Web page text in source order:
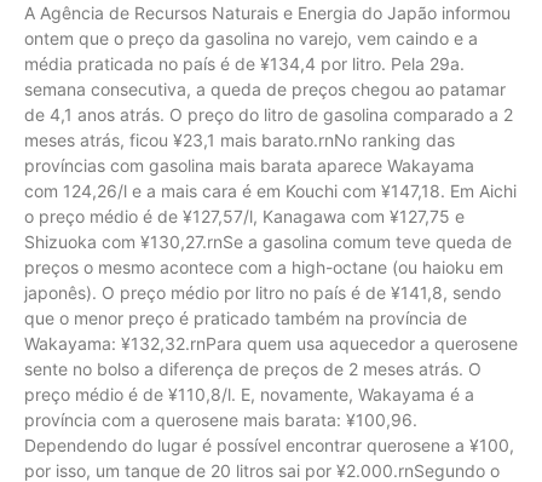
A Agência de Recursos Naturais e Energia do Japão informou
ontem que o preço da gasolina no varejo, vem caindo e a
média praticada no país é de ¥134,4 por litro. Pela 29a.
semana consecutiva, a queda de preços chegou ao patamar
de 4,1 anos atrás. O preço do litro de gasolina comparado a 2
meses atrás, ficou ¥23,1 mais barato.rnNo ranking das
províncias com gasolina mais barata aparece Wakayama
com 124,26/l e a mais cara é em Kouchi com ¥147,18. Em Aichi
o preço médio é de ¥127,57/l, Kanagawa com ¥127,75 e
Shizuoka com ¥130,27.rnSe a gasolina comum teve queda de
preços o mesmo acontece com a high-octane (ou haioku em
japonês). O preço médio por litro no país é de ¥141,8, sendo
que o menor preço é praticado também na província de
Wakayama: ¥132,32.rnPara quem usa aquecedor a querosene
sente no bolso a diferença de preços de 2 meses atrás. O
preço médio é de ¥110,8/l. E, novamente, Wakayama é a
província com a querosene mais barata: ¥100,96.
Dependendo do lugar é possível encontrar querosene a ¥100,
por isso, um tanque de 20 litros sai por ¥2.000.rnSegundo o